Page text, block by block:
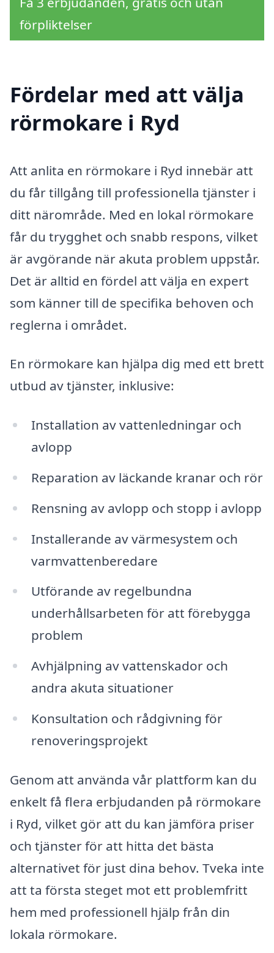
förpliktelser
Fördelar med att välja
rörmokare i Ryd
Att anlita en rörmokare i Ryd innebär att
du får tillgång till professionella tjänster i
ditt närområde. Med en lokal rörmokare
får du trygghet och snabb respons, vilket
är avgörande när akuta problem uppstår.
Det är alltid en fördel att välja en expert
som känner till de specifika behoven och
reglerna i området.
En rörmokare kan hjälpa dig med ett brett
utbud av tjänster, inklusive:
Installation av vattenledningar och
avlopp
Reparation av läckande kranar och rör
Rensning av avlopp och stopp i avlopp
Installerande av värmesystem och
varmvattenberedare
Utförande av regelbundna
underhållsarbeten för att förebygga
problem
Avhjälpning av vattenskador och
andra akuta situationer
Konsultation och rådgivning för
renoveringsprojekt
Genom att använda vår plattform kan du
enkelt få flera erbjudanden på rörmokare
i Ryd, vilket gör att du kan jämföra priser
och tjänster för att hitta det bästa
alternativet för just dina behov. Tveka inte
att ta första steget mot ett problemfritt
hem med professionell hjälp från din
lokala rörmokare.